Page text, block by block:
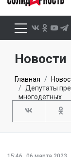
Новости
Главная
Депутаты
многодетных